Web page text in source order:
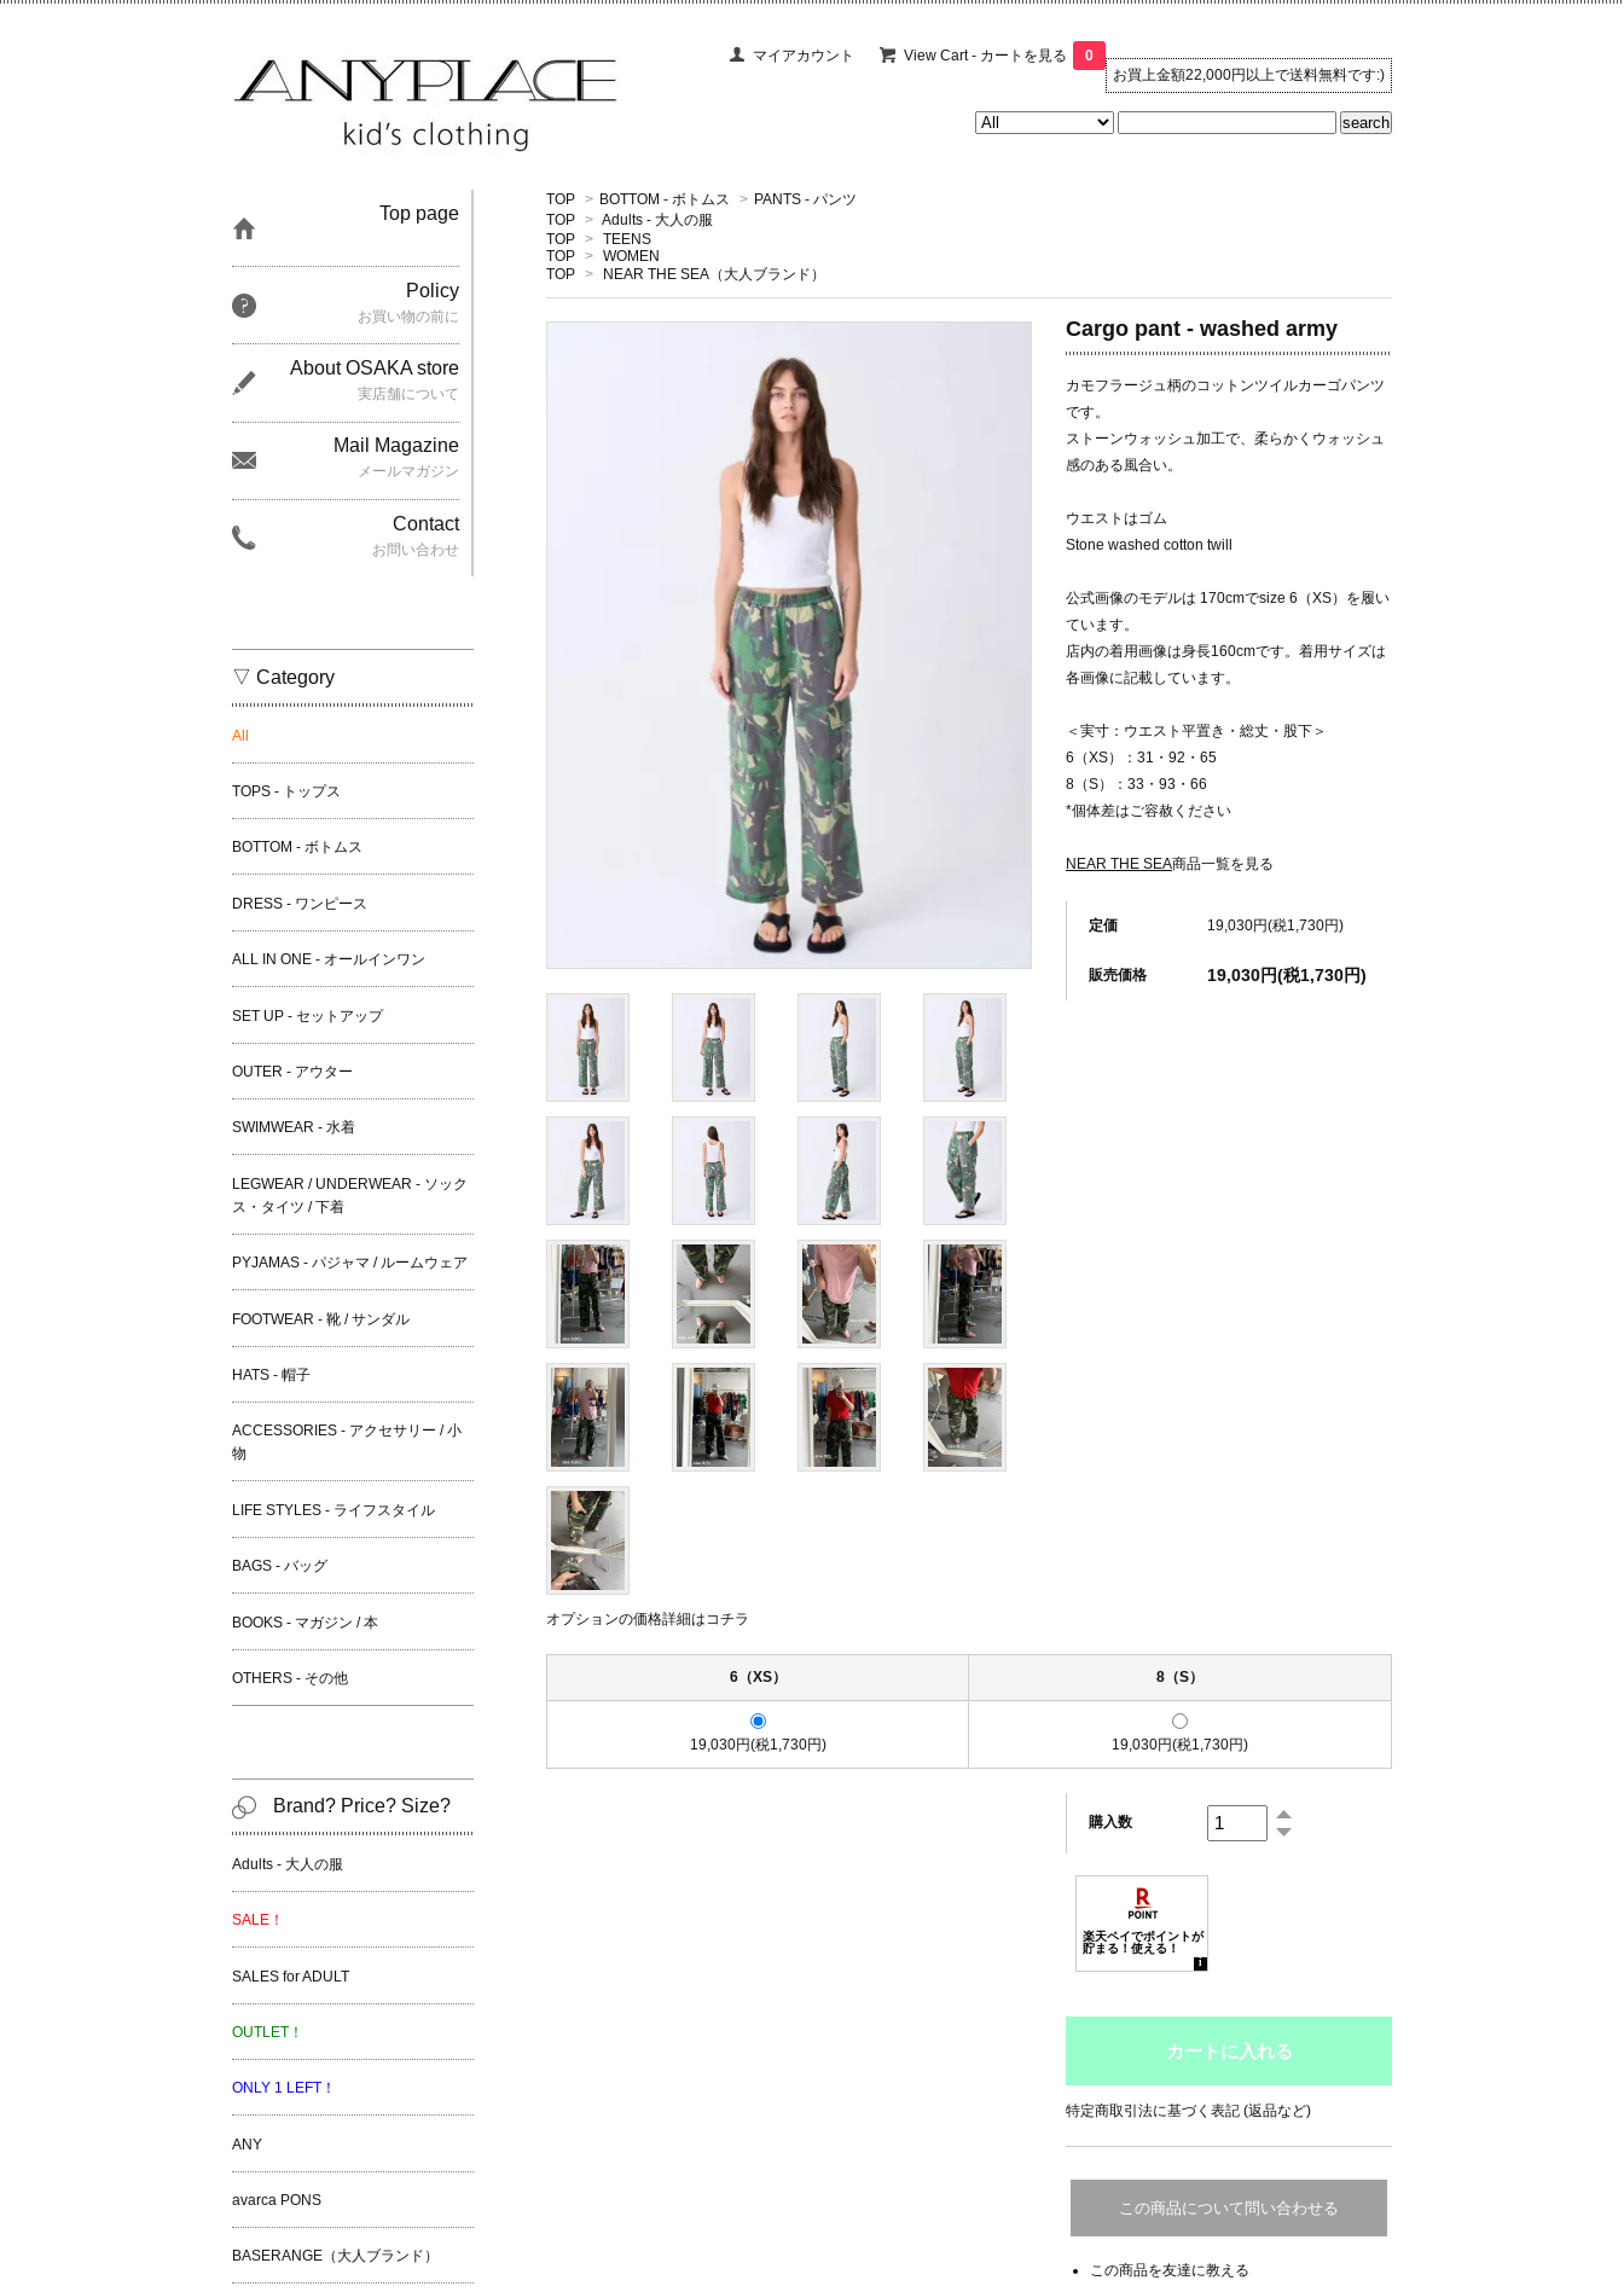
お買上金額22,000円以上で送料無料です:)
マイアカウント View Cart - カートを見る 0
TOP > BOTTOM - ボトムス > PANTS - パンツ
TOP > Adults - 大人の服
TOP > TEENS
TOP > WOMEN
TOP > NEAR THE SEA（大人ブランド）
Cargo pant - washed army
カモフラージュ柄のコットンツイルカーゴパンツ
です。
ストーンウォッシュ加工で、柔らかくウォッシュ
感のある風合い。
ウエストはゴム
Stone washed cotton twill
公式画像のモデルは 170cmでsize 6（XS）を履い
ています。
店内の着用画像は身長160cmです。着用サイズは
各画像に記載しています。
＜実寸：ウエスト平置き・総丈・股下＞
6（XS）：31・92・65
8（S）：33・93・66
*個体差はご容赦ください
NEAR THE SEA商品一覧を見る
定価 19,030円(税1,730円)
販売価格 19,030円(税1,730円)
オプションの価格詳細はコチラ
6（XS） 8（S）
19,030円(税1,730円) 19,030円(税1,730円)
購入数
特定商取引法に基づく表記 (返品など)
この商品について問い合わせる
この商品を友達に教える
Top page
Policy
お買い物の前に
About OSAKA store
実店舗について
Mail Magazine
メールマガジン
Contact
お問い合わせ
▽ Category
All
TOPS - トップス
BOTTOM - ボトムス
DRESS - ワンピース
ALL IN ONE - オールインワン
SET UP - セットアップ
OUTER - アウター
SWIMWEAR - 水着
LEGWEAR / UNDERWEAR - ソック
ス・タイツ / 下着
PYJAMAS - パジャマ / ルームウェア
FOOTWEAR - 靴 / サンダル
HATS - 帽子
ACCESSORIES - アクセサリー / 小
物
LIFE STYLES - ライフスタイル
BAGS - バッグ
BOOKS - マガジン / 本
OTHERS - その他
Brand? Price? Size?
Adults - 大人の服
SALE！
SALES for ADULT
OUTLET！
ONLY 1 LEFT！
ANY
avarca PONS
BASERANGE（大人ブランド）